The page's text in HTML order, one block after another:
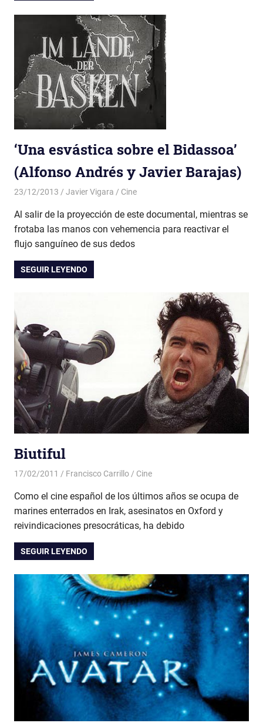
‘Una esvástica sobre el Bidassoa’
(Alfonso Andrés y Javier Barajas)
23/12/2013 Javier Vigara Cine
Al salir de la proyección de este documental, mientras se
frotaba las manos con vehemencia para reactivar el
flujo sanguíneo de sus dedos
SEGUIR LEYENDO
Biutiful
17/02/2011 Francisco Carrillo Cine
Como el cine español de los últimos años se ocupa de
marines enterrados en Irak, asesinatos en Oxford y
reivindicaciones presocráticas, ha debido
SEGUIR LEYENDO